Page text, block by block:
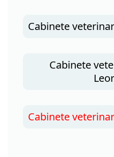
Cabinete
Cabinete
Cabinete